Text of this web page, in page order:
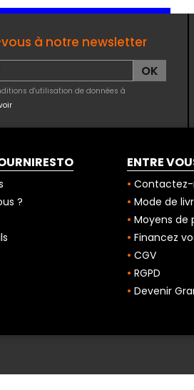
à notre newsletter
d'utilisation de données à
?
ENTRE
Contactez-
Mode de
Moyens de
Financez
CGV
RGPD
Devenir